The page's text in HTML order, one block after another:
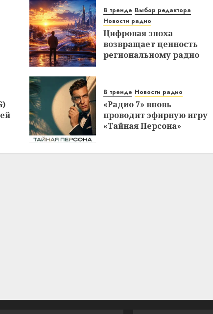
В тренде Выбор редактора
Новости радио
Цифровая эпоха
возвращает ценность
региональному радио
В тренде Новости радио
«Радио 7» вновь
проводит эфирную игру
«Тайная Персона»